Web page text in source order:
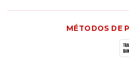
MÉTODOS DE